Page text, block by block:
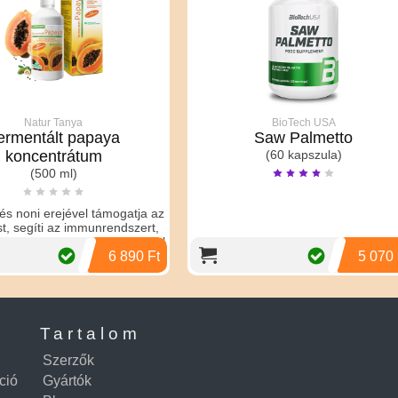
BioTech USA
Saw Palmetto
(60 kapszula)
5 070 Ft
Caffeine
(60 kapszula)
Az Olimp Caffeine Kick
produktívabbak
Tartalom
Szerzők
Gyártók